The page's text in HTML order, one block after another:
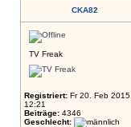
CKA82
TV Freak
Registriert: Fr 20. Feb 2015,
12:21
Beiträge: 4346
Geschlecht: